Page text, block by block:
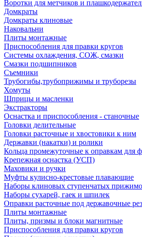
Воротки для метчиков и
Домкраты
Домкраты клиновые
Наковальни
Плиты монтажные
Приспособления для правки кругов
Системы охлаждения, СОЖ, смазки
Смазки подшипников
Съемники
Трубогибы,трубоприжимы и труборезы
Хомуты
Шприцы и масленки
Экстракторы
Оснастка и приспособления - станочные
Головки делительные
Головки расточные и хвостовики к ним
Державки (накатки) и ролики
Кольца промежуточные к оправкам для
Крепежная оснастка (УСП)
Маховики и ручки
Муфты кулисно-крестовые плавающие
Наборы клиновых ступенчатых
Наборы сухарей, гаек и шпилек
Оправки расточные под державочные
Плиты монтажные
Плиты, призмы и блоки магнитные
Приспособления для правки кругов